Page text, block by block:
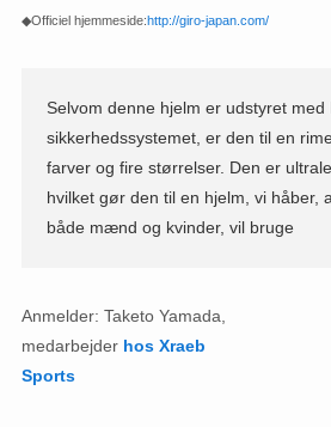
◆Officiel hjemmeside:http://giro-japan.com/
Selvom denne hjelm er udstyret med
sikkerhedssystemet, er den til en
farver og fire størrelser. Den er
hvilket gør den til en hjelm, vi håber,
både mænd og kvinder, vil bruge
Anmelder: Taketo Yamada,
medarbejder hos Xraeb
Sports